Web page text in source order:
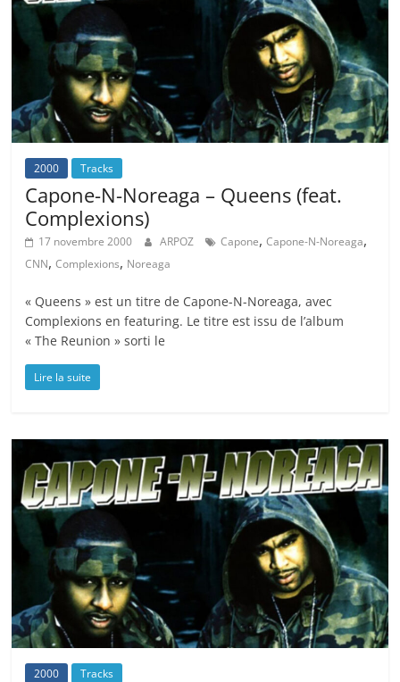
2000 Tracks
Capone-N-Noreaga – Queens (feat.
Complexions)
17 novembre 2000 ARPOZ Capone,Capone-N-Noreaga,
CNN,Complexions, Noreaga
« Queens » est un titre de Capone-N-Noreaga, avec
Complexions en featuring. Le titre est issu de l’album
« The Reunion » sorti le
Lire la suite
2000 Tracks